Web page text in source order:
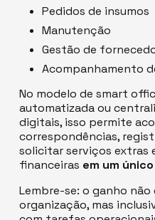
Pedidos de insumos
Manutenção
Gestão de
Acompanhamento
No modelo desmart
automatizada ou
digitais, isso permite
correspondências,
solicitar serviços extras
financeiras em um
Lembre-se: o ganho
organização, mas